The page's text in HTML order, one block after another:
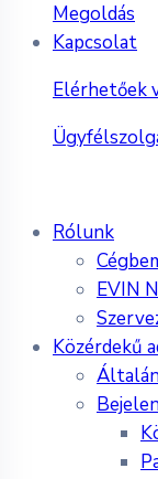
Megoldás
Kapcsolat
Elérhetőek
Rólunk
EVIN
Közérdekű